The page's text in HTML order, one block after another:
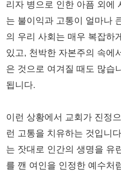
리자 병으로 인한 아픔 외에
는 불이익과 고통이 얼마나
의 우리 사회는 매우 복잡하
있고, 천박한 자본주의 속에
은 것으로 여겨질 때도 많습
됩니다.
이런 상황에서 교회가 진정
런 고통을 치유하는 것입니
는 잣대로 인간의 생명을 유
를 깬 여인을 인정한 예수처